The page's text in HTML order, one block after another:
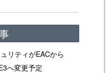
リティがEACから
へ変更予定